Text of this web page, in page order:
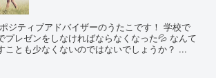
ジティブアドバイザーのうたこです！ 学校で
プレゼンをしなければならなくなった💦 なんて
ことも少なくないのではないでしょうか？ ...